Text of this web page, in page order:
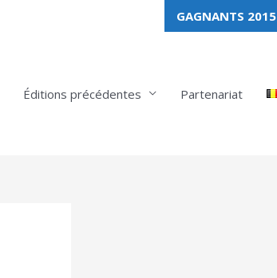
GAGNANTS 2015
Éditions précédentes Partenariat